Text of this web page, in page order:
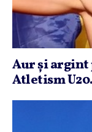
Aur şi argint
Atletism